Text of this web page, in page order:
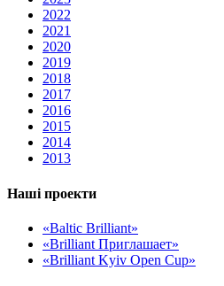
2022
2021
2020
2019
2018
2017
2016
2015
2014
2013
Наші проекти
«Baltic Brilliant»
«Brilliant Приглашает»
«Brilliant Kyiv Open Cup»